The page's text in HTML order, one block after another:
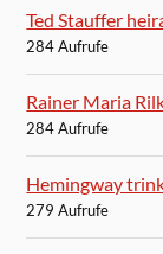
Ted Stauffer
284 Aufrufe
Rainer Maria
284 Aufrufe
Hemingway
279 Aufrufe